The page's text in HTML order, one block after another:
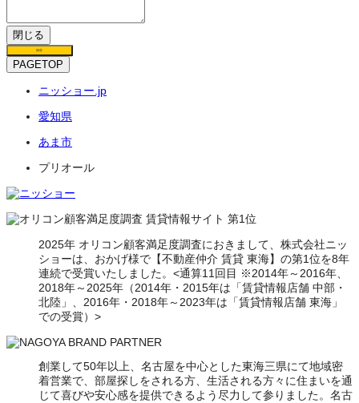
閉じる
保存
PAGETOP
ニッショー.jp
愛知県
あま市
プリオール
2025年 オリコン顧客満足度調査におきまして、株式会社ニッ
ショーは、おかげ様で【不動産仲介 賃貸 東海】の第1位を8年
連続で受賞いたしました。<通算11回目 ※2014年～2016年、
2018年～2025年（2014年・2015年は「賃貸情報店舗 中部・
北陸」、2016年・2018年～2023年は「賃貸情報店舗 東海」
での受賞）>
創業して50年以上、名古屋を中心とした東海三県にて地域密
着営業で、部屋探しをされる方、生活される方々に住まいを通
じて喜びや安心感を提供できるよう尽力して参りました。名古